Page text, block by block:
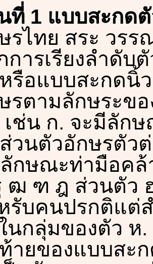
ที่ 1 แบบสะกด
รไทย สระ วร
การเรียงลำดับ
รือแบบสะกดนิ้
รตามลักษระข
เช่น ก. จะมีลัก
วนตัวอักษรตัว
กษณะท่ามือคล้
ฒ ฑ ฎ ส่วนตัว
รับคนปรกติแต่
นกลุ่มของตัว ห
ายของแบบสะ